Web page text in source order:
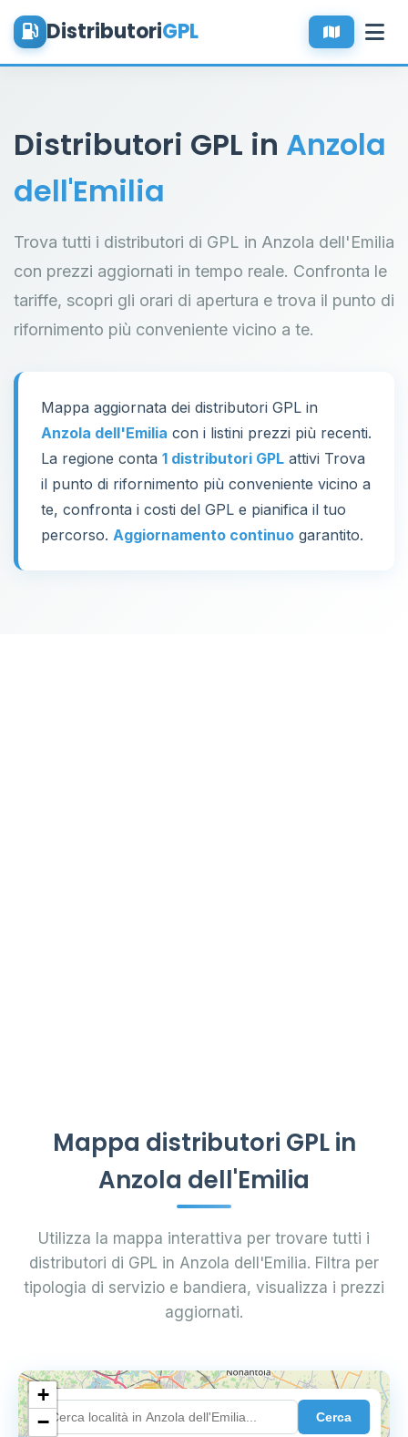
DistributoriGPL
Distributori GPL in Anzola
dell'Emilia
Trova tutti i distributori di GPL in Anzola dell'Emilia
con prezzi aggiornati in tempo reale. Confronta le
tariffe, scopri gli orari di apertura e trova il punto di
rifornimento più conveniente vicino a te.
Mappa aggiornata dei distributori GPL in
Anzola dell'Emilia con i listini prezzi più recenti.
La regione conta 1 distributori GPL attivi Trova
il punto di rifornimento più conveniente vicino a
te, confronta i costi del GPL e pianifica il tuo
percorso. Aggiornamento continuo garantito.
Mappa distributori GPL in
Anzola dell'Emilia
Utilizza la mappa interattiva per trovare tutti i
distributori di GPL in Anzola dell'Emilia. Filtra per
tipologia di servizio e bandiera, visualizza i prezzi
aggiornati.
Cerca
18
+
−